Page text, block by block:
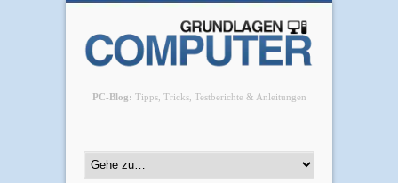
PC-Blog: Tipps, Tricks, Testberichte & Anleitungen